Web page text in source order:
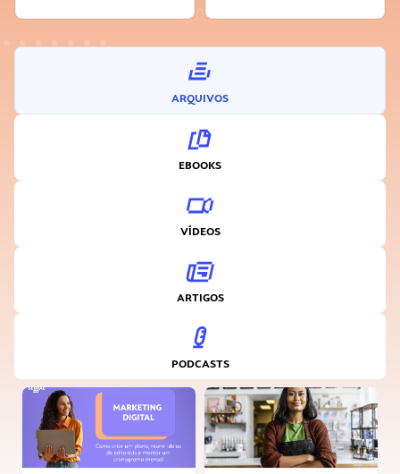
ARQUIVOS
EBOOKS
VÍDEOS
ARTIGOS
PODCASTS